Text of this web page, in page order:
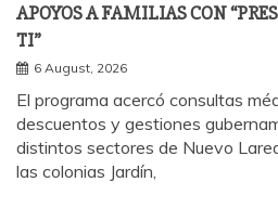
APOYOS A FAMILIAS CON
TI”
6 August, 2026
El programa acercó consultas
descuentos y gestiones
distintos sectores de Nuevo
las colonias Jardín,